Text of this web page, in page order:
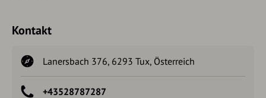
Kontakt
Lanersbach 376, 6293 Tux, Österreich
+43528787287